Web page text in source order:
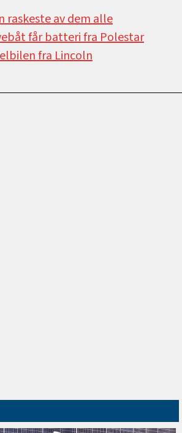
raskeste av dem alle
får batteri fra Polestar
fra Lincoln